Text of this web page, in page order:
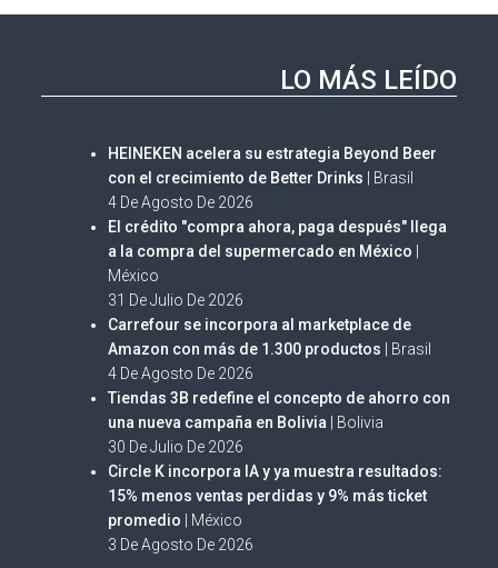
LO MÁS LEÍDO
HEINEKEN acelera su estrategia Beyond Beer
con el crecimiento de Better Drinks | Brasil
4 De Agosto De 2026
El crédito "compra ahora, paga después" llega
a la compra del supermercado en México
México
31 De Julio De 2026
Carrefour se incorpora al marketplace de
Amazon con más de 1.300 productos | Brasil
4 De Agosto De 2026
Tiendas 3B redefine el concepto de ahorro con
una nueva campaña en Bolivia | Bolivia
30 De Julio De 2026
Circle K incorpora IA y ya muestra resultados:
15% menos ventas perdidas y 9% más ticket
promedio | México
3 De Agosto De 2026